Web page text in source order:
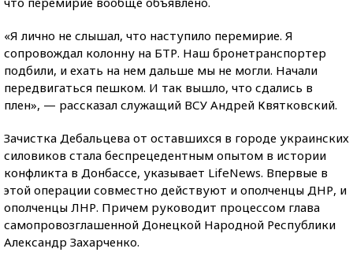
«Я лично не слышал, что наступило перемирие. Я
сопровождал колонну на БТР. Наш бронетранспортер
подбили, и ехать на нем дальше мы не могли. Начали
передвигаться пешком. И так вышло, что сдались в
плен», — рассказал служащий ВСУ Андрей Квятковский.
Зачистка Дебальцева от оставшихся в городе украинских
силовиков стала беспрецедентным опытом в истории
конфликта в Донбассе, указывает LifeNews. Впервые в
этой операции совместно действуют и ополченцы ДНР, и
ополченцы ЛНР. Причем руководит процессом глава
самопровозглашенной Донецкой Народной Республики
Александр Захарченко.